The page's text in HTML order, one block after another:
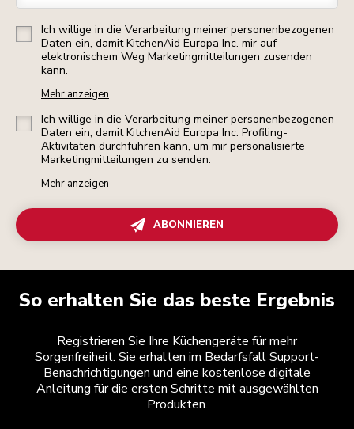
Ich willige in die Verarbeitung meiner personenbezogenen
Daten ein, damit KitchenAid Europa Inc. mir auf
elektronischem Weg Marketingmitteilungen zusenden
kann.
Mehr anzeigen
Ich willige in die Verarbeitung meiner personenbezogenen
Daten ein, damit KitchenAid Europa Inc. Profiling-
Aktivitäten durchführen kann, um mir personalisierte
Marketingmitteilungen zu senden.
Mehr anzeigen
ABONNIEREN
So erhalten Sie das beste Ergebnis
Registrieren Sie Ihre Küchengeräte für mehr
Sorgenfreiheit. Sie erhalten im Bedarfsfall Support-
Benachrichtigungen und eine kostenlose digitale
Anleitung für die ersten Schritte mit ausgewählten
Produkten.